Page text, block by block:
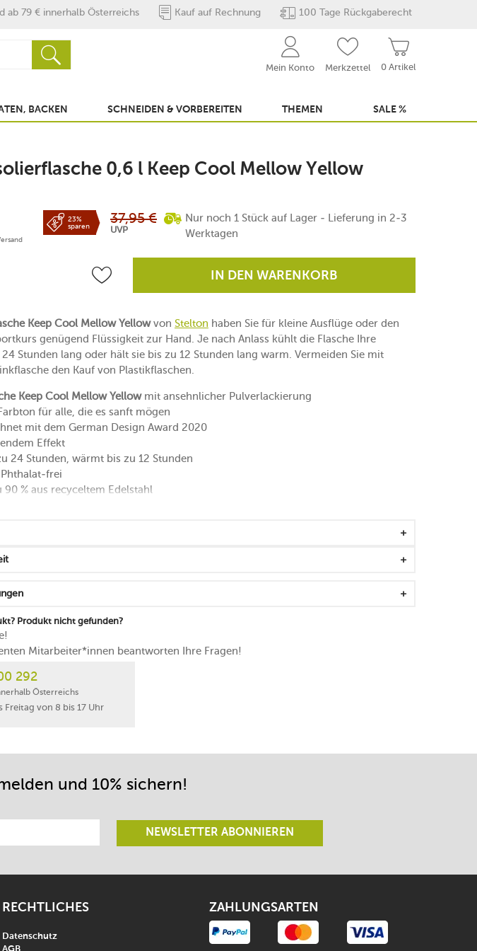
ab 79 € innerhalb Österreichs Kauf auf Rechnung 100 Tage Rückgaberecht
0 Artikel
Mein Konto Merkzettel
BACKEN SCHNEIDEN & VORBEREITEN THEMEN SALE %
0,6 l Keep Cool Mellow Yellow
23%
sparen
37,95 €
UVP
Nur noch 1 Stück auf Lager - Lieferung in 2-3
Werktagen
IN DEN WARENKORB
Keep Cool Mellow Yellowvon Stelton haben Sie für kleine Ausflüge oder den
genügend Flüssigkeit zur Hand. Je nach Anlass kühlt die Flasche Ihre
Stunden lang oder hält sie bis zu 12 Stunden lang warm. Vermeiden Sie mit
den Kauf von Plastikflaschen.
Keep Cool Mellow Yellowmit ansehnlicher Pulverlackierung
für alle, die es sanft mögen
mit dem German Design Award 2020
Effekt
24 Stunden, wärmt bis zu 12 Stunden
frei
90 % aus recyceltem Edelstahl
Produkt nicht gefunden?
Mitarbeiter*innen beantworten Ihre Fragen!
292
Österreichs
Freitag von 8 bis 17 Uhr
und 10% sichern!
NEWSLETTER ABONNIEREN
RECHTLICHES
Datenschutz
ZAHLUNGSARTEN